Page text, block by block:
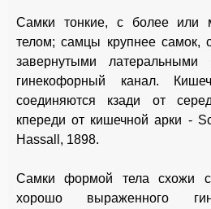
Самки тонкие, с более или
телом; самцы крупнее самок,
завернутыми
гинекофорный канал.
соединяются кзади от
кпереди от кишечной арки -
Hassall, 1898.
Самки формой тела схожи
хорошо выраженного